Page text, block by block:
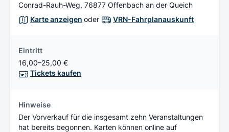
Conrad-Rauh-Weg, 76877 Offenbach an der Queich
Karte anzeigen oder VRN-Fahrplanauskunft
Eintritt
16,00–25,00 €
Tickets kaufen
Hinweise
Der Vorverkauf für die insgesamt zehn Veranstaltungen
hat bereits begonnen. Karten können online auf